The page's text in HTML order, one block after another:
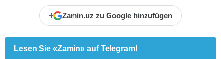
+ Zamin.uz zu Google hinzufügen
Lesen Sie «Zamin» auf Telegram!